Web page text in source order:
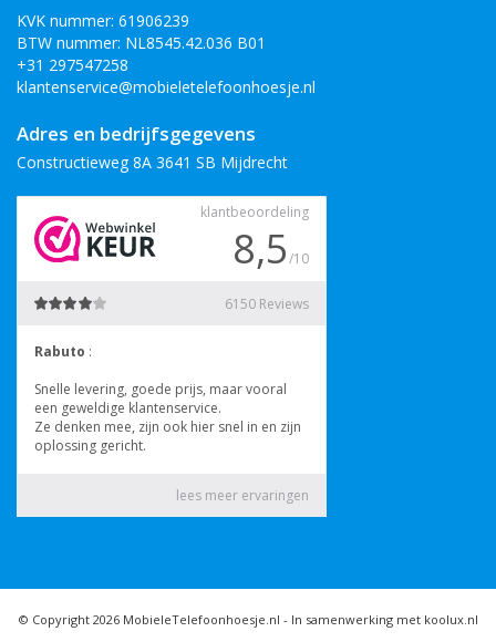
KVK nummer: 61906239
BTW nummer: NL8545.42.036 B01
+31 297547258
klantenservice@mobieletelefoonhoesje.nl
Adres en bedrijfsgegevens
Constructieweg 8A 3641 SB Mijdrecht
© Copyright 2026 MobieleTelefoonhoesje.nl - In samenwerking met koolux.nl